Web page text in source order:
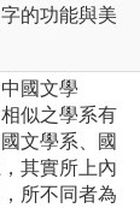
的功能與美
國文學
似之學系有
文學系、國
其實所上內
所不同者為